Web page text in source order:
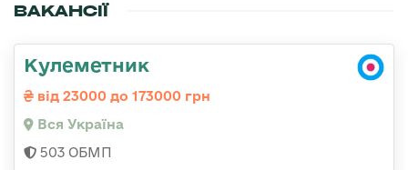
ВАКАНСІЇ
Кулеметник
від 23000 до 173000 грн
Вся Україна
503 ОБМП